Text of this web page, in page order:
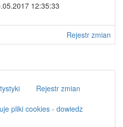
12:35:33
Rejestr zmian
Rejestr zmian
pliki cookies - dowiedz